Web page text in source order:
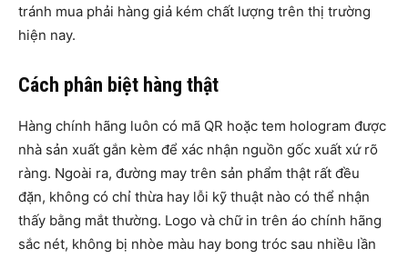
tránh mua phải hàng giả kém chất lượng trên thị trường
hiện nay.
Cách phân biệt hàng thật
Hàng chính hãng luôn có mã QR hoặc tem hologram được
nhà sản xuất gắn kèm để xác nhận nguồn gốc xuất xứ rõ
ràng. Ngoài ra, đường may trên sản phẩm thật rất đều
đặn, không có chỉ thừa hay lỗi kỹ thuật nào có thể nhận
thấy bằng mắt thường. Logo và chữ in trên áo chính hãng
sắc nét, không bị nhòe màu hay bong tróc sau nhiều lần